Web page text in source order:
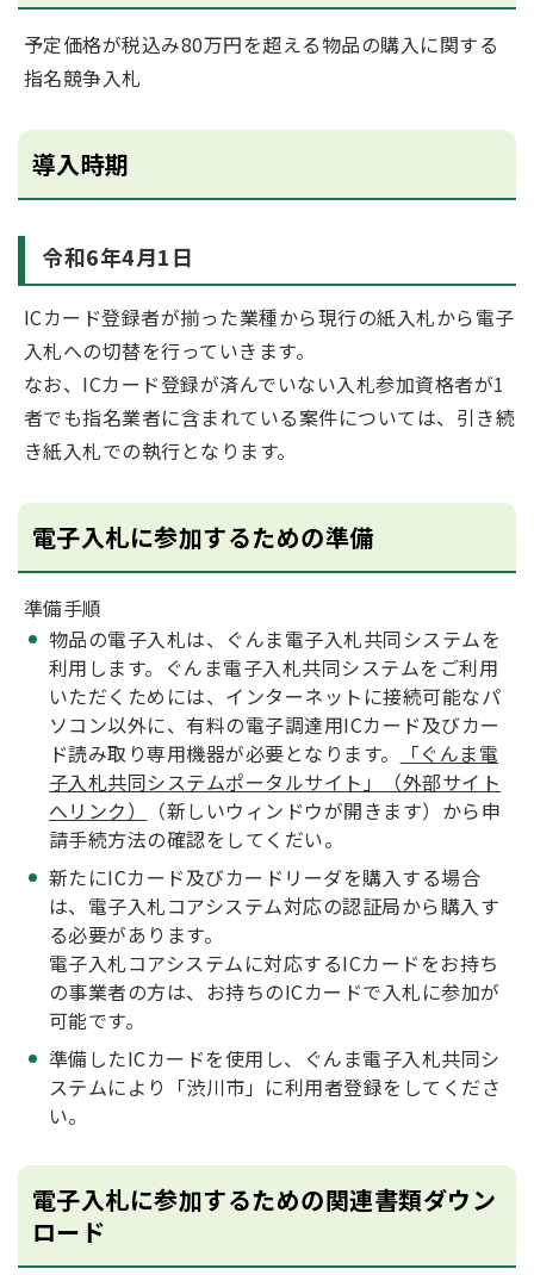
予定価格が税込み80万円を超える物品の購入に関する
指名競争入札
導入時期
令和6年4月1日
ICカード登録者が揃った業種から現行の紙入札から電子
入札への切替を行っていきます。
なお、ICカード登録が済んでいない入札参加資格者が1
者でも指名業者に含まれている案件については、引き続
き紙入札での執行となります。
電子入札に参加するための準備
準備手順
物品の電子入札は、ぐんま電子入札共同システムを
利用します。ぐんま電子入札共同システムをご利用
いただくためには、インターネットに接続可能なパ
ソコン以外に、有料の電子調達用ICカード及びカー
ド読み取り専用機器が必要となります。
「ぐんま電
子入札共同システムポータルサイト」（外部サイト
へリンク）
（新しいウィンドウが開きます）から申
請手続方法の確認をしてくだい。
新たにICカード及びカードリーダを購入する場合
は、電子入札コアシステム対応の認証局から購入す
る必要があります。
電子入札コアシステムに対応するICカードをお持ち
の事業者の方は、お持ちのICカードで入札に参加が
可能です。
準備したICカードを使用し、ぐんま電子入札共同シ
ステムにより「渋川市」に利用者登録をしてくださ
い。
電子入札に参加するための関連書類ダウン
ロード